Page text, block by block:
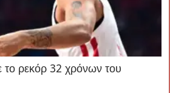
ρεκόρ 32 χρόνων του